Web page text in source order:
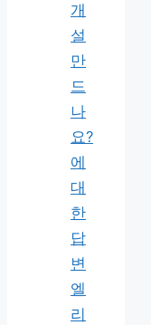
개
설
만
드
나
요?
에
대
한
답
변
엘
리